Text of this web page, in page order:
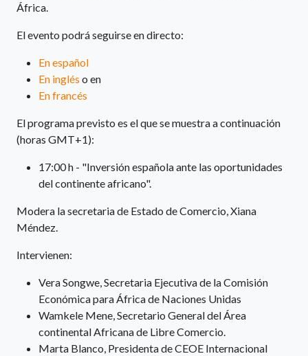
África.
El evento podrá seguirse en directo:
En español
En inglés o en
En francés
El programa previsto es el que se muestra a continuación
(horas GMT+1):
17:00 h - "Inversión española ante las oportunidades
del continente africano".
Modera la secretaria de Estado de Comercio, Xiana
Méndez.
Intervienen:
Vera Songwe, Secretaria Ejecutiva de la Comisión
Económica para África de Naciones Unidas
Wamkele Mene, Secretario General del Área
continental Africana de Libre Comercio.
Marta Blanco, Presidenta de CEOE Internacional